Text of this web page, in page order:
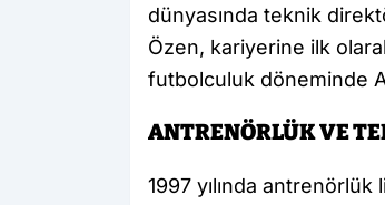
dünyasında teknik
Özen, kariyerine ilk
futbolculuk döneminde
ANTRENÖRLÜK VE
1997 yılında